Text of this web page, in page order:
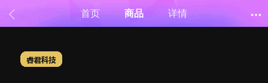
首页 商品 详情